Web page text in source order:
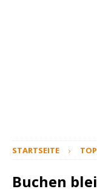
STARTSEITE TOP
Buchen